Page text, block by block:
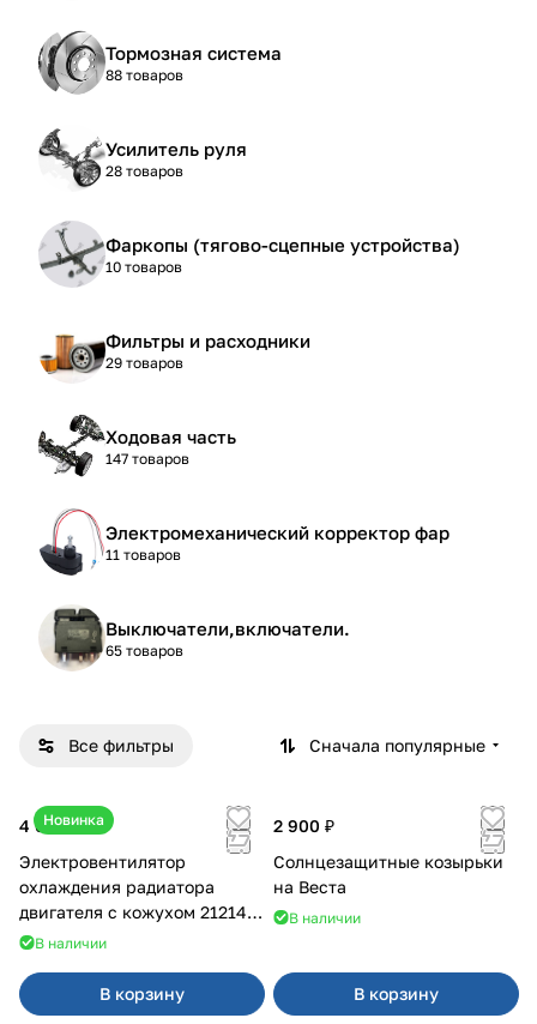
Тормозная система
88 товаров
Усилитель руля
28 товаров
Фаркопы (тягово-сцепные устройства)
10 товаров
Фильтры и расходники
29 товаров
Ходовая часть
147 товаров
Электромеханический корректор фар
11 товаров
Выключатели,включатели.
65 товаров
Все фильтры Сначала популярные
Новинка
4 600 ₽
Электровентилятор
охлаждения радиатора
двигателя с кожухом 21214
2121-21213 ВАЛЕЕ 95
В наличии
В корзину
2 900 ₽
Солнцезащитные козырьки
на Веста
В наличии
В корзину